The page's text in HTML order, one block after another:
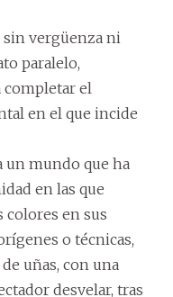
vergüenza ni
paralelo,
completar el
en el que incide
un mundo que ha
en las que
en sus
o técnicas,
uñas, con una
desvelar, tras